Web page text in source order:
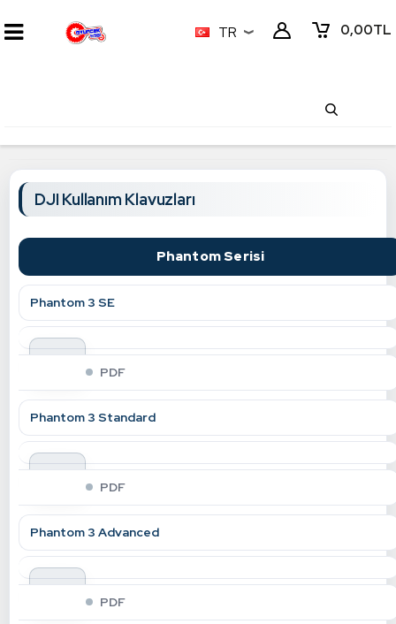
0,00TL
TR
DJI Kullanım Klavuzları
Phantom Serisi
Phantom 3 SE
indir
PDF
Phantom 3 Standard
indir
PDF
Phantom 3 Advanced
indir
PDF